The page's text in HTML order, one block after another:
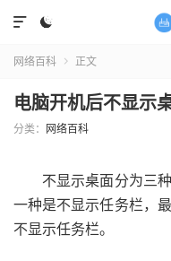


网络百科  正文
电脑开机后不显示
分类： 网络百科
不显示桌面分为三种
一种是不显示任务栏，
不显示任务栏。